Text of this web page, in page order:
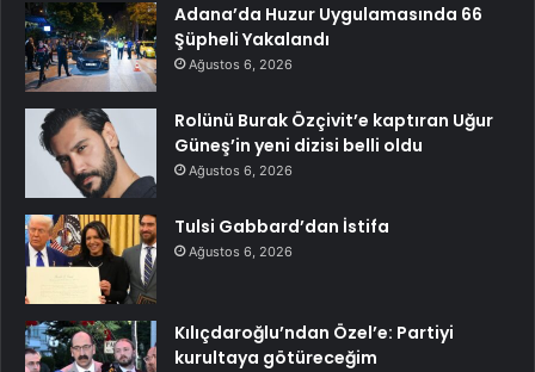
Adana’da Huzur Uygulamasında 66
Şüpheli Yakalandı
Ağustos 6, 2026
Rolünü Burak Özçivit’e kaptıran Uğur
Güneş’in yeni dizisi belli oldu
Ağustos 6, 2026
Tulsi Gabbard’dan İstifa
Ağustos 6, 2026
Kılıçdaroğlu’ndan Özel’e: Partiyi
kurultaya götüreceğim